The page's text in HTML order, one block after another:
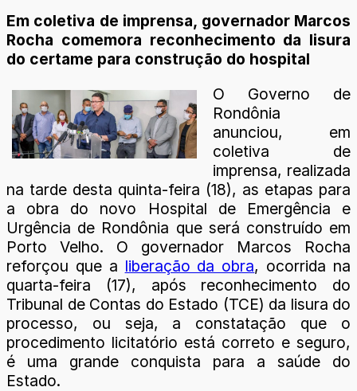
Em coletiva de imprensa, governador Marcos
Rocha comemora reconhecimento da lisura
do certame para construção do hospital
O Governo de
Rondônia
anunciou, em
coletiva de
imprensa, realizada
na tarde desta quinta-feira (18), as etapas para
a obra do novo Hospital de Emergência e
Urgência de Rondônia que será construído em
Porto Velho. O governador Marcos Rocha
reforçou que a liberação da obra, ocorrida na
quarta-feira (17), após reconhecimento do
Tribunal de Contas do Estado (TCE) da lisura do
processo, ou seja, a constatação que o
procedimento licitatório está correto e seguro,
é uma grande conquista para a saúde do
Estado.